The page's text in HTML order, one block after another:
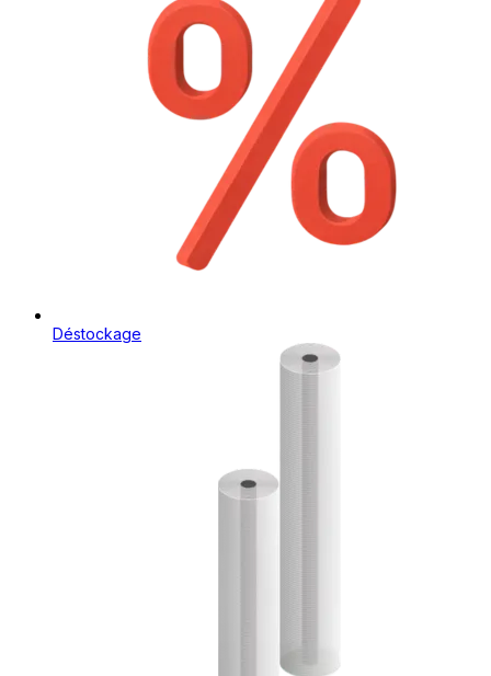
Déstockage